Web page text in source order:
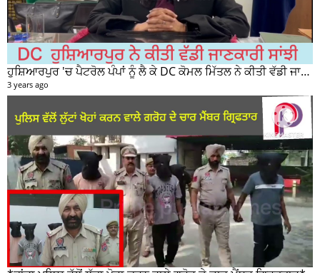
ਹੁਸ਼ਿਆਰਪੁਰ 'ਚ ਪੈਟਰੋਲ ਪੰਪਾਂ ਨੂੰ ਲੈ ਕੇ DC ਕੋਮਲ ਮਿੱਤਲ ਨੇ ਕੀਤੀ ਵੱਡੀ ਜਾਣਕਾਰੀ ਸਾਂਝੀ
3 years ago